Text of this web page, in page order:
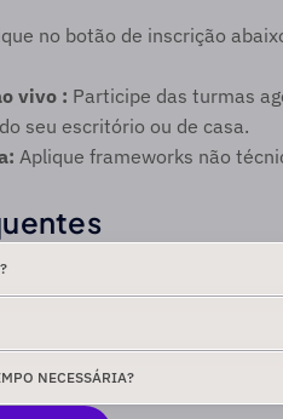
no botão de inscrição
vivo : Participe das turmas
seu escritório ou de casa.
Aplique frameworks não
NECESSÁRIA?